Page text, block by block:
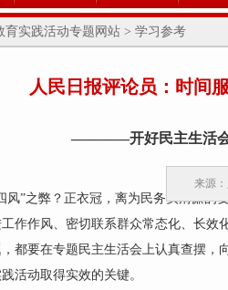
育实践活动专题网站 > 学习参考
人民日报评论员：时间
————开好民主生活
来源
”之弊？正衣冠，离为民务实清廉的
作作风、密切联系群众常态化、长效
都要在专题民主生活会上认真查摆，
活动取得实效的关键。